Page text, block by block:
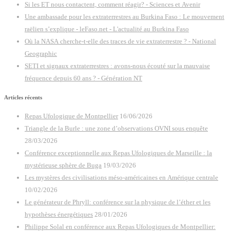
Si les ET nous contactent, comment réagir? - Sciences et Avenir
Une ambassade pour les extraterrestres au Burkina Faso : Le mouvement
raëlien s’explique - leFaso.net - L'actualité au Burkina Faso
Où la NASA cherche-t-elle des traces de vie extraterrestre ? - National
Geographic
SETI et signaux extraterrestres : avons-nous écouté sur la mauvaise
fréquence depuis 60 ans ? - Génération NT
Articles récents
Repas Ufologique de Montpellier 16/06/2026
Triangle de la Burle : une zone d’observations OVNI sous enquête
28/03/2026
Conférence exceptionnelle aux Repas Ufologiques de Marseille : la
mystérieuse sphère de Buga 19/03/2026
Les mystères des civilisations méso-américaines en Amérique centrale
10/02/2026
Le générateur de Phryll: conférence sur la physique de l’éther et les
hypothèses énergétiques 28/01/2026
Philippe Solal en conférence aux Repas Ufologiques de Montpellier: